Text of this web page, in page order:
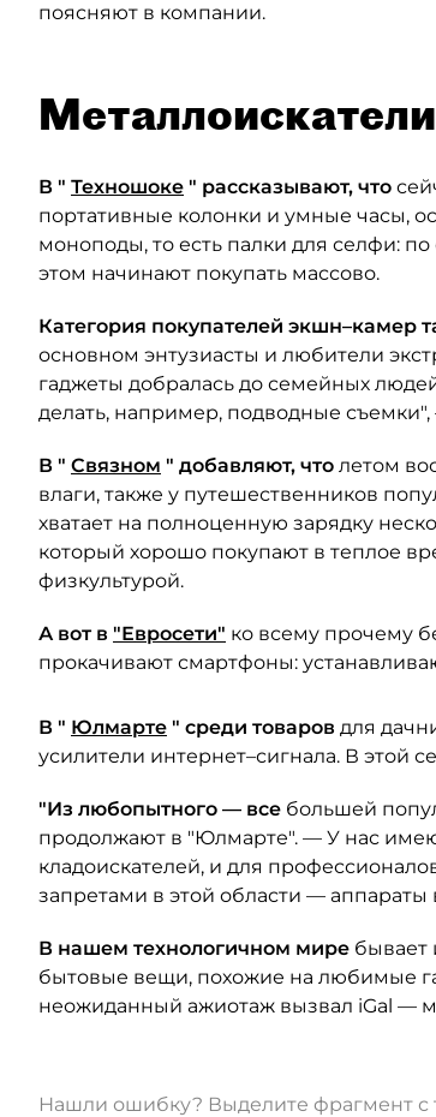
поясняют в компании.
В " Техношоке " рассказывают, что
портативные колонки и умные часы,
моноподы, то есть палки для селфи:
этом начинают покупать массово.
Категория покупателей экшн–камер
основном энтузиасты и любители
гаджеты добралась до семейных
делать, например, подводные
В " Связном " добавляют, что летом
влаги, также у путешественников
хватает на полноценную зарядку
который хорошо покупают в теплое
физкультурой.
А вот в "Евросети" ко всему прочему
прокачивают смартфоны:
В " Юлмарте " среди товаров для
усилители интернет–сигнала. В этой
"Из любопытного — все большей
продолжают в "Юлмарте". — У нас
кладоискателей, и для
запретами в этой области —
В нашем технологичном мире бывает
бытовые вещи, похожие на любимые
неожиданный ажиотаж вызвал iGal —
Нашли ошибку? Выделите фрагмент с